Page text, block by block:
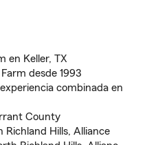
en Keller, TX
desde 1993
combinada en
County
Richland Hills, Alliance